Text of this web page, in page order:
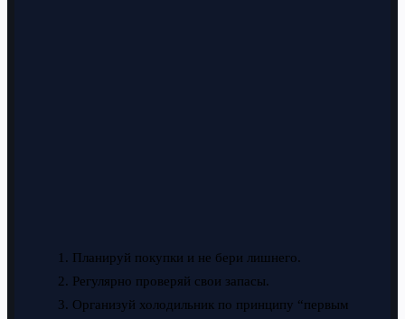
Планируй покупки и не бери лишнего.
Регулярно проверяй свои запасы.
Организуй холодильник по принципу “первым